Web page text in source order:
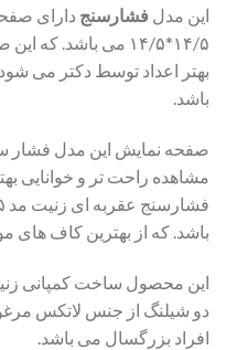
این مدل فشارسنج دارای
۱۴/۵*۱۴/۵ می باشد.
بهتر اعداد توسط دکتر می
باشد.
صفحه نمایش این مدل فشار
مشاهده راحت تر و خوانایی
باشد. که از بهترین کاف های
این محصول ساخت کمپانی
دو شیلنگ از جنس لاتکس
افراد بزرگسال می باشد.